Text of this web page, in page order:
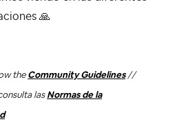
🙏
the Community Guidelines//
las Normas de la